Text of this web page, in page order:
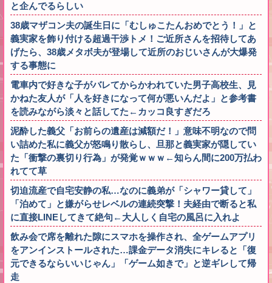
と企んでるらしい
38歳マザコン夫の誕生日に「むしゅこたんおめでとう！」と
義実家を飾り付ける超過干渉トメ！ご近所さんを招待してあ
げたら、38歳メタボ夫が登場して近所のおじいさんが大爆発
する事態に
電車内で好きな子がバレてからかわれていた男子高校生、見
かねた友人が「人を好きになって何が悪いんだよ」と参考書
を読みながら淡々と話してた←カッコ良すぎだろ
泥酔した義父「お前らの遺産は減額だ！」意味不明なので問
い詰めた私に義父が怒鳴り散らし、旦那と義実家が隠してい
た「衝撃の裏切り行為」が発覚ｗｗｗ←知らん間に200万払わ
れてて草
切迫流産で自宅安静の私…なのに義弟が「シャワー貸して」
「泊めて」と嫌がらせレベルの連続突撃！夫経由で断ると私
に直接LINEしてきて絶句←大人しく自宅の風呂に入れよ
飲み会で席を離れた隙にスマホを操作され、全ゲームアプリ
をアンインストールされた…課金データ消失にキレると「復
元できるならいいじゃん」「ゲーム如きで」と逆ギレして帰
走